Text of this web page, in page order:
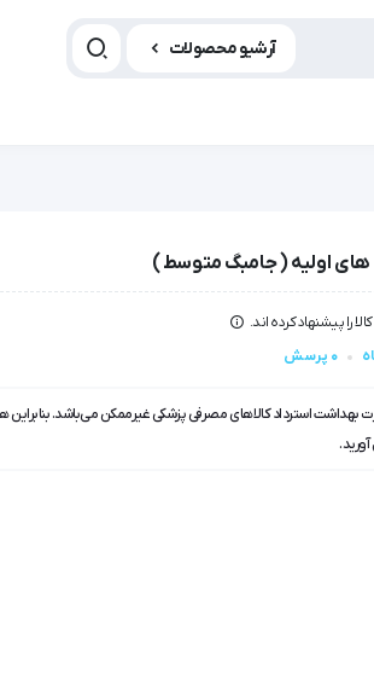
آرشیو محصولات
اولیه ( جامبگ متوسط )
0 پرسش
بهداشت استرداد کالاهای مصرفی پزشکی غیرممکن می‌باشد. بنابراین
آورید.